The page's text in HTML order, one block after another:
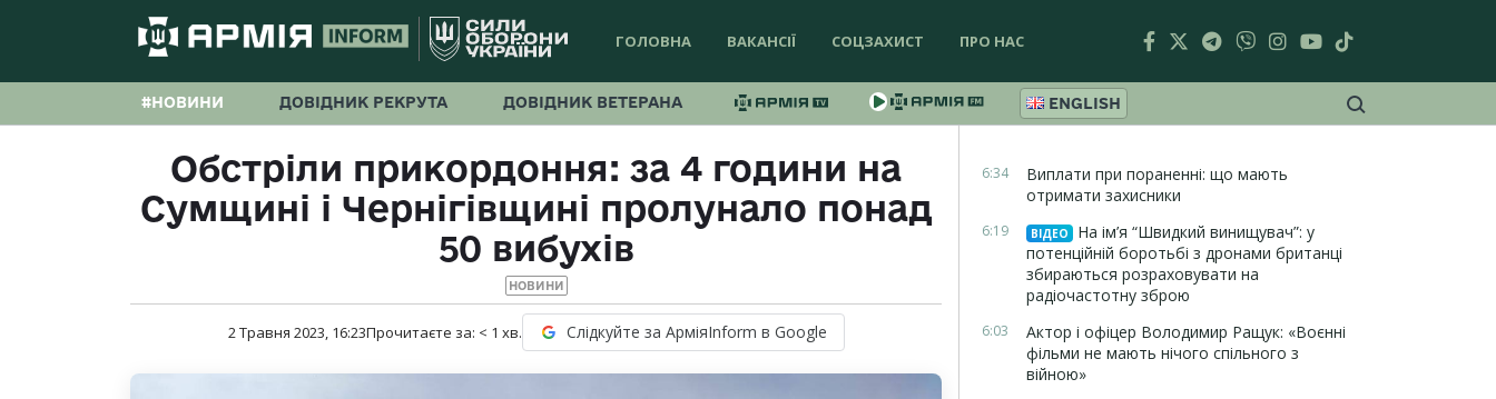
ГОЛОВНА ВАКАНСІЇ СОЦЗАХИСТ ПРО НАС
#НОВИНИ ДОВІДНИК РЕКРУТА ДОВІДНИК ВЕТЕРАНА ENGLISH
Обстріли прикордоння: за 4 години на
Сумщині і Чернігівщині пролунало понад
50 вибухів
НОВИНИ
2 Травня 2023, 16:23Прочитаєте за: < 1 хв. Слідкуйте за АрміяInform в Google
6:34
Виплати при пораненні: що мають
отримати захисники
6:19 ВІДЕО
На ім’я “Швидкий винищувач”: у
потенційній боротьбі з дронами британці
збираються розраховувати на
радіочастотну зброю
6:03
Актор і офіцер Володимир Ращук: «Воєнні
фільми не мають нічого спільного з
війною»